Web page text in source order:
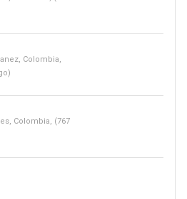
Colombia,
Colombia, (767